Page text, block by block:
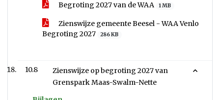
Begroting 2027 van de WAA 1 MB
Zienswijze gemeente Beesel - WAA Venlo
Begroting 2027
286 KB
10.8
Zienswijze op begroting 2027 van
Grenspark Maas-Swalm-Nette